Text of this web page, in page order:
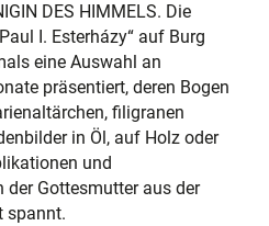
DES HIMMELS. Die
I. Esterházy“ auf Burg
eine Auswahl an
präsentiert, deren Bogen
filigranen
in Öl, auf Holz oder
und
der Gottesmutter aus der
spannt.